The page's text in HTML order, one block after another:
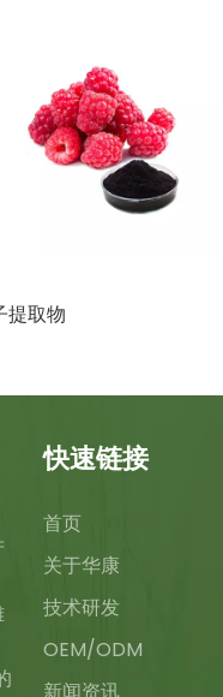
取物
快速链接
首页
关于华康
技术研发
OEM/ODM